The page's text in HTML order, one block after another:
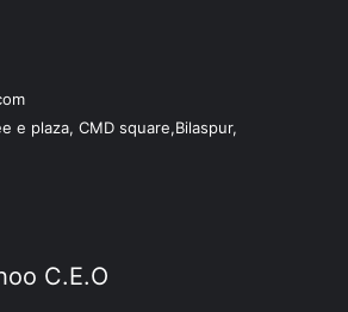
e plaza, CMD square,Bilaspur,
C.E.O